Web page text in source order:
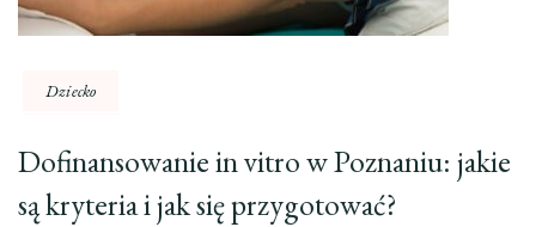
Dziecko
Dofinansowanie in vitro w Poznaniu: jakie
są kryteria i jak się przygotować?